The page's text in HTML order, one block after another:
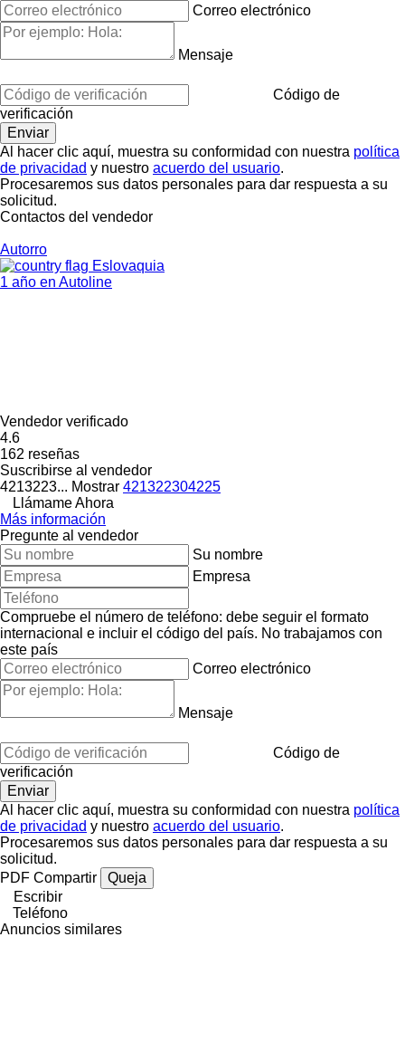
Correo electrónico
Mensaje
Código de
verificación
Al hacer clic aquí, muestra su conformidad con nuestra política
de privacidad y nuestro acuerdo del usuario.
Procesaremos sus datos personales para dar respuesta a su
solicitud.
Contactos del vendedor
Autorro
Eslovaquia
1 año en Autoline
Vendedor verificado
4.6
162 reseñas
Suscribirse al vendedor
4213223... Mostrar 421322304225
Llámame Ahora
Más información
Pregunte al vendedor
Su nombre
Empresa
Compruebe el número de teléfono: debe seguir el formato
internacional e incluir el código del país. No trabajamos con
este país
Correo electrónico
Mensaje
Código de
verificación
Al hacer clic aquí, muestra su conformidad con nuestra política
de privacidad y nuestro acuerdo del usuario.
Procesaremos sus datos personales para dar respuesta a su
solicitud.
PDF Compartir
Queja
Escribir
Teléfono
Anuncios similares